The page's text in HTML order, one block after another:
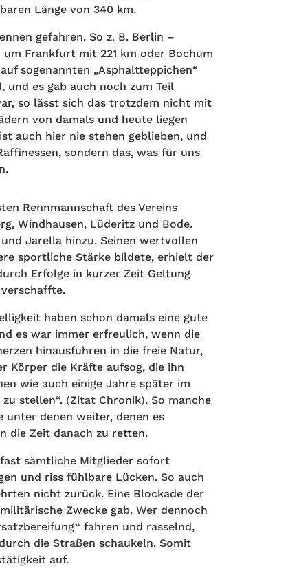
Länge von 340 km.
gefahren. So z. B. Berlin –
Frankfurt mit 221 km oder Bochum
sogenannten „Asphaltteppichen“
es gab auch noch zum Teil
so lässt sich das trotzdem nicht mit
von damals und heute liegen
auch hier nie stehen geblieben, und
sondern das, was für uns
Rennmannschaft des Vereins
Windhausen, Lüderitz und Bode.
Jarella hinzu. Seinen wertvollen
sportliche Stärke bildete, erhielt der
Erfolge in kurzer Zeit Geltung
haben schon damals eine gute
es war immer erfreulich, wenn die
hinausfuhren in die freie Natur,
Körper die Kräfte aufsog, die ihn
wie auch einige Jahre später im
stellen“. (Zitat Chronik). So manche
unter denen weiter, denen es
die Zeit danach zu retten.
fast sämtliche Mitglieder sofort
und riss fühlbare Lücken. So auch
nicht zurück. Eine Blockade der
Zwecke gab. Wer dennoch
fahren und rasselnd,
die Straßen schaukeln. Somit
auf.